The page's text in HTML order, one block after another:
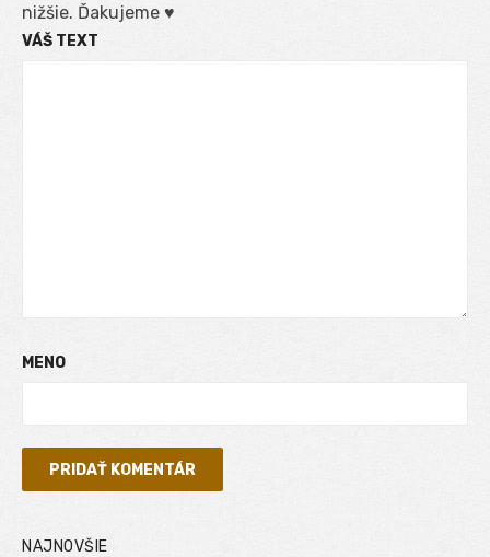
nižšie. Ďakujeme ♥
VÁŠ TEXT
MENO
NAJNOVŠIE